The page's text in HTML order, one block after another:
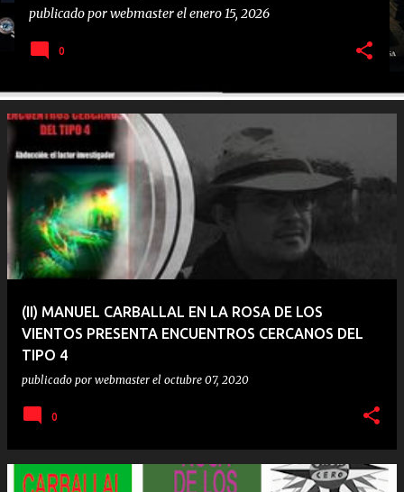
publicado porwebmasterelenero 15, 2026
0
(II) MANUEL CARBALLAL EN LA ROSA DE LOS
VIENTOS PRESENTA ENCUENTROS CERCANOS DEL
TIPO 4
publicado por webmaster el octubre 07, 2020
0